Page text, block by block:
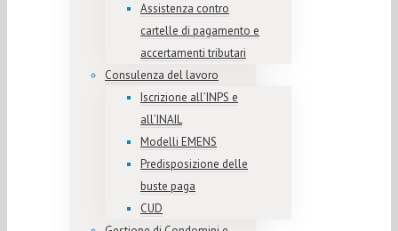
Assistenza contro
cartelle di pagamento e
accertamenti tributari
Consulenza del lavoro
Iscrizione all’INPS e
all’INAIL
Modelli EMENS
Predisposizione delle
buste paga
CUD